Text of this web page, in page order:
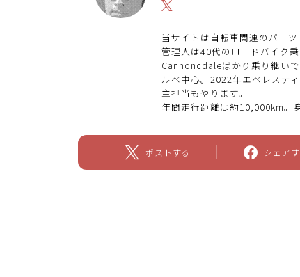
当サイトは自転車関連のパー
管理人は40代のロードバイク
Cannoncdaleばかり乗り継い
ルベ中心。2022年エベレステ
主担当もやります。
年間走行距離は約10,000km。
ポストする シェア